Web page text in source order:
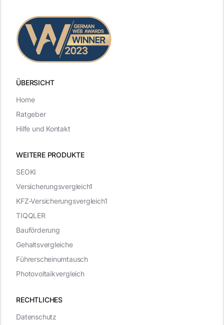
ÜBERSICHT
WEITERE PRODUKTE
RECHTLICHES
Datenschutz
SEOKI
Versicherungsvergleich1
KFZ-Versicherungsvergleich1
TIQQLER
Bauförderung
Gehaltsvergleiche
Führerscheinumtausch
Photovoltaikvergleich
Home
Ratgeber
Hilfe und Kontakt